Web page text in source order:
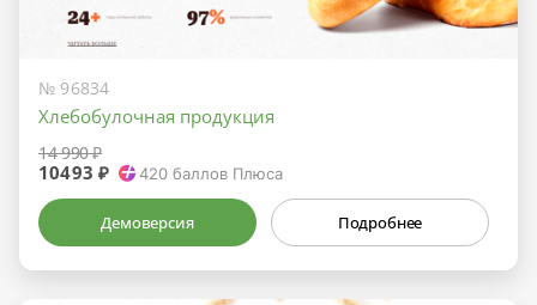
№ 96834
Хлебобулочная продукция
14 990 ₽
10493 ₽ 420 баллов Плюса
Демоверсия Подробнее